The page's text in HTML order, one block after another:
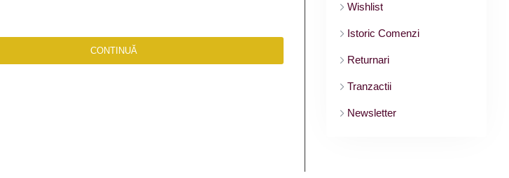
CONTINUĂ
Wishlist
Istoric Comenzi
Returnari
Tranzactii
Newsletter